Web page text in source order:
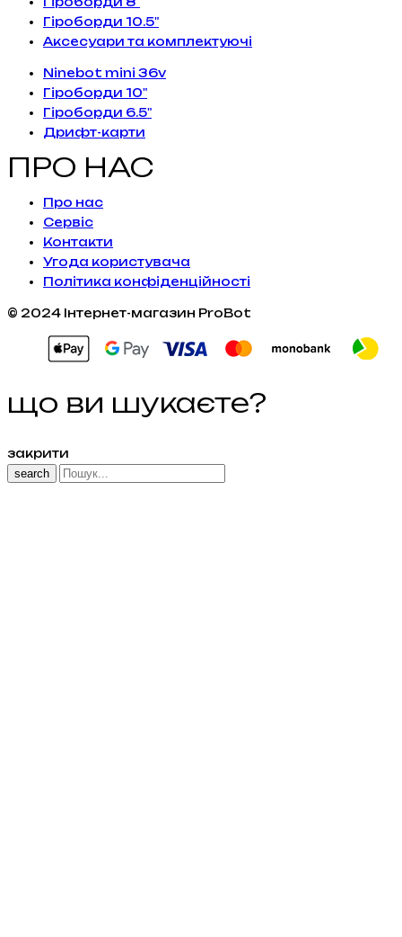
Гіроборди 10.5"
Аксесуари та комплектуючі
Ninebot mini 36v
Гіроборди 10"
Гіроборди 6.5"
Дрифт-карти
ПРО НАС
Про нас
Сервiс
Контакти
Угода користувача
Політика конфіденційності
© 2024 Інтернет-магазин ProBot
що ви шукаєте?
закрити
search